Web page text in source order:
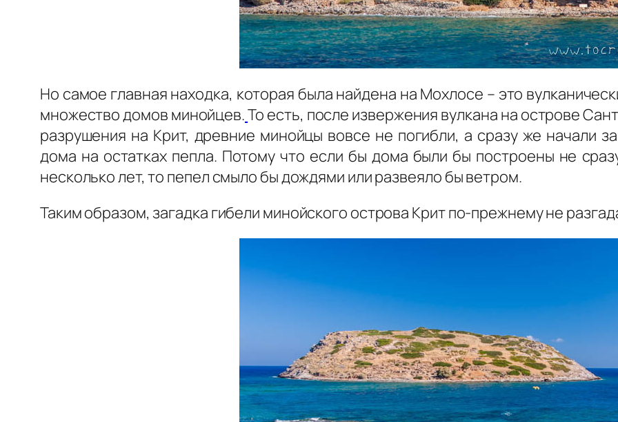
Но самое главная находка, которая была найдена на Мохлосе – это
множество домов минойцев.То есть, после извержения вулкана на острове
разрушения на Крит, древние минойцы вовсе не погибли, а сразу же начали
дома на остатках пепла. Потому что если бы дома были бы построены не
несколько лет, то пепел смыло бы дождями или развеяло бы ветром.
Таким образом, загадка гибели минойского острова Крит по-прежнему не